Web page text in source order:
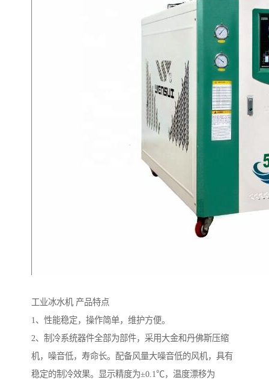
工业冰水机 产品特点
1、性能稳定，操作简单，维护方便。
2、制冷系统器件全部为部件，采用大金和丹佛斯压缩
机，噪音低，寿命长。配备风量大噪音低的风机，具有
稳定的制冷效果。显示精度为±0.1℃，温度漂移为